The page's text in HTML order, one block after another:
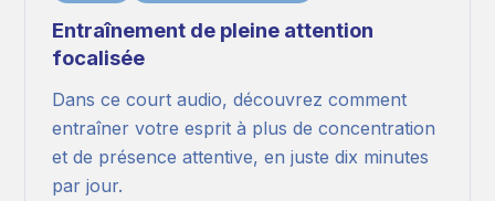
Entraînement de pleine attention
focalisée
Dans ce court audio, découvrez comment
entraîner votre esprit à plus de concentration
et de présence attentive, en juste dix minutes
par jour.